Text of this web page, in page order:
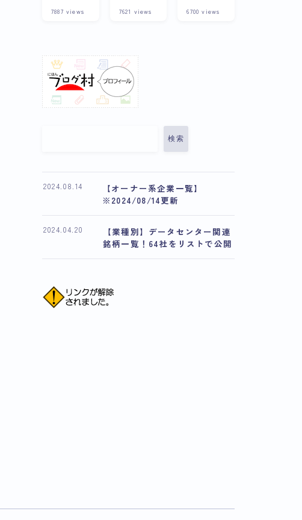
その背景
いて徹底
解説
7887 views
とは？今
について
解説
7621 views
落？その
6700 views
検索
【オーナー系企業一覧】
※2024/08/14更新
2024.08.14
【業種別】データセンター関連
銘柄一覧！64社をリストで公開
2024.04.20